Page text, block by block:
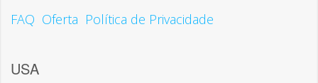
FAQ Oferta Política de Privacidade
USA